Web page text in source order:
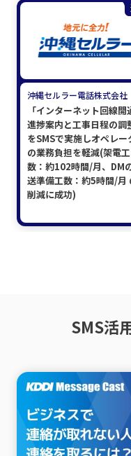
沖縄セルラー電話株式会社
「インターネット回線開
進捗案内と工事日程の調
をSMSで実施しオペレー
の業務負担を軽減(架電工
数：約102時間/月、DM
送準備工数：約5時間/月
削減に成功)
SMS活